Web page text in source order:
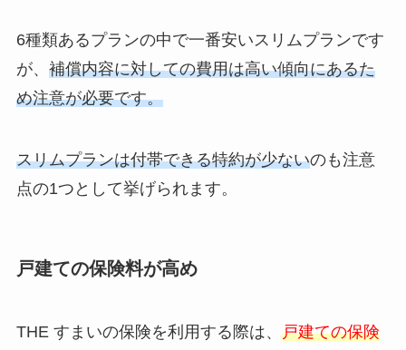
6種類あるプランの中で一番安いスリムプランです
が、 補償内容に対しての費用は高い傾向にあるた
め注意が必要です。
スリムプランは付帯できる特約が少ないのも注意
点の1つとして挙げられます。
戸建ての保険料が高め
THE すまいの保険を利用する際は、 戸建ての保険